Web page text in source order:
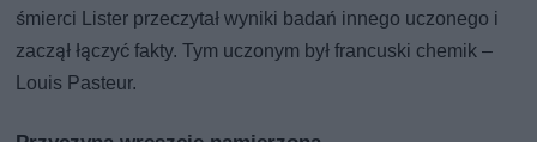
śmierci Lister przeczytał wyniki badań innego uczonego i
zaczął łączyć fakty. Tym uczonym był francuski chemik –
Louis Pasteur.